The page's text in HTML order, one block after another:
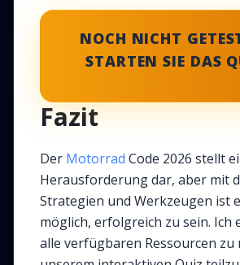
NOCH NICHT
STARTEN SIE DAS
Fazit
Der Motorrad Code 2026 stellt
Herausforderung dar, aber mit
Strategien und Werkzeugen ist
möglich, erfolgreich zu sein. Ich
alle verfügbaren Ressourcen zu